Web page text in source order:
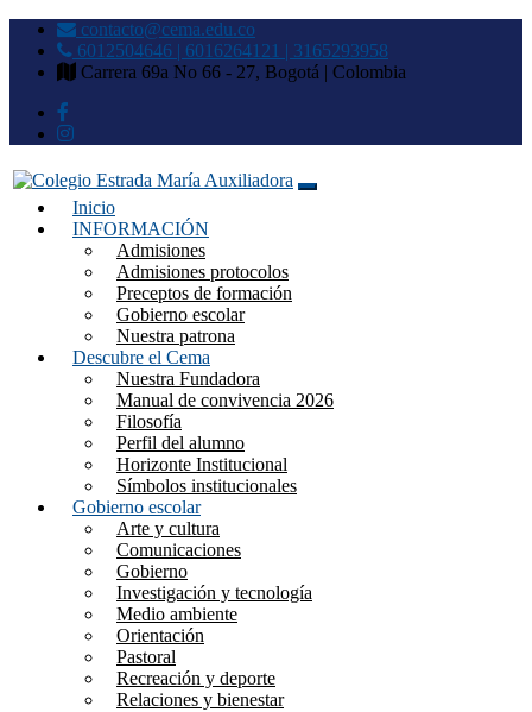
contacto@cema.edu.co
6012504646 | 6016264121 | 3165293958
Carrera 69a No 66 - 27, Bogotá | Colombia
Colegio Estrada María
Auxiliadora
Inicio
INFORMACIÓN
Admisiones
Admisiones protocolos
Preceptos de formación
Gobierno escolar
Nuestra patrona
Descubre el Cema
Nuestra Fundadora
Manual de convivencia 2026
Filosofía
Perfil del alumno
Horizonte Institucional
Símbolos institucionales
Gobierno escolar
Arte y cultura
Comunicaciones
Gobierno
Investigación y tecnología
Medio ambiente
Orientación
Pastoral
Recreación y deporte
Relaciones y bienestar